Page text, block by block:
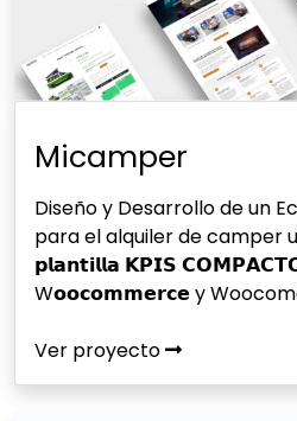
Micamper
Diseño y Desarrollo de un
para el alquiler de camper
𝗽𝗹𝗮𝗻𝘁𝗶𝗹𝗹𝗮 𝗞𝗣𝗜𝗦
W𝗼𝗼𝗰𝗼𝗺𝗺𝗲𝗿𝗰𝗲 y
Ver proyecto